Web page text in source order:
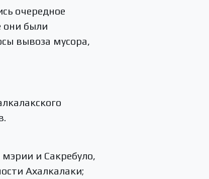
очередное
они были
вывоза мусора,
и Сакребуло,
Ахалкалаки;